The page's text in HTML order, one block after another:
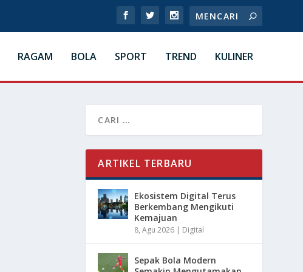
RAGAM BOLA SPORT TREND KULINER
ARTIKEL TERBARU
Ekosistem Digital Terus
Berkembang Mengikuti
Kemajuan
8, Agu 2026 | Digital
Sepak Bola Modern